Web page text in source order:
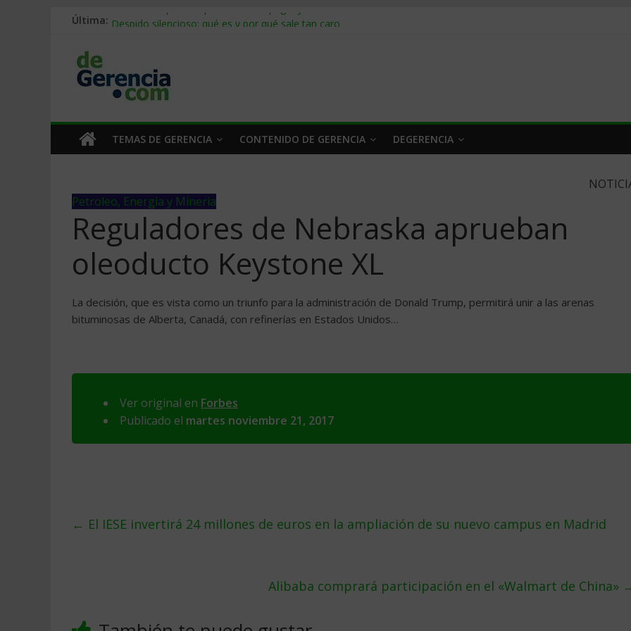
Última: Stablecoins para empresas: cómo pagar y cobrar en 2026
Trabajo forzoso en la cadena de suministro: qué hacer
Mercado hispano de EE. UU.: cómo segmentarlo y venderle
TEMAS DE GERENCIA CONTENIDO DE GERENCIA DEGERENCIA
Petroleo, Energia y Mineria
Reguladores de Nebraska aprueban
oleoducto Keystone XL
La decisión, que es vista como un triunfo para la administración de Donald Trump, permitirá unir a las arenas
bituminosas de Alberta, Canadá, con refinerías en Estados Unidos…
Ver original en Forbes
Publicado el martes noviembre 21, 2017
← El IESE invertirá 24 millones de euros en la ampliación de su nuevo campus en Madrid
Alibaba comprará participación en el «Walmart de China»